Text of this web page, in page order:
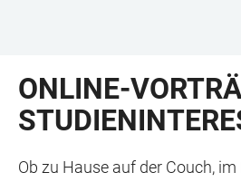
ONLINE-
Ob zu Hause auf der Couch,